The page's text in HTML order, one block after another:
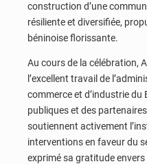
construction d’une
résiliente et diversifiée,
béninoise florissante.
Au cours de la célébration,
l’excellent travail de
commerce et d’industrie
publiques et des
soutiennent activement
interventions en faveur du
exprimé sa gratitude